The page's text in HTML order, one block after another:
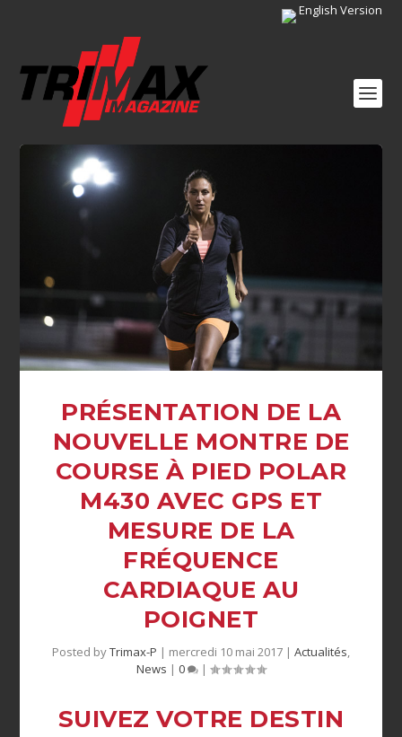
English Version
PRÉSENTATION DE LA
NOUVELLE MONTRE DE
COURSE À PIED POLAR
M430 AVEC GPS ET
MESURE DE LA
FRÉQUENCE
CARDIAQUE AU
POIGNET
Posted byTrimax-P | mercredi 10 mai 2017 | Actualités,
News | 0 |
SUIVEZ VOTRE DESTIN